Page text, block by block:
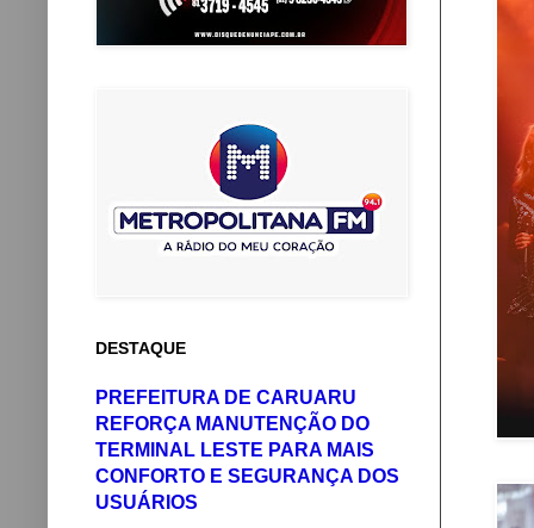
DESTAQUE
PREFEITURA DE CARUARU
REFORÇA MANUTENÇÃO DO
TERMINAL LESTE PARA MAIS
CONFORTO E SEGURANÇA DOS
USUÁRIOS